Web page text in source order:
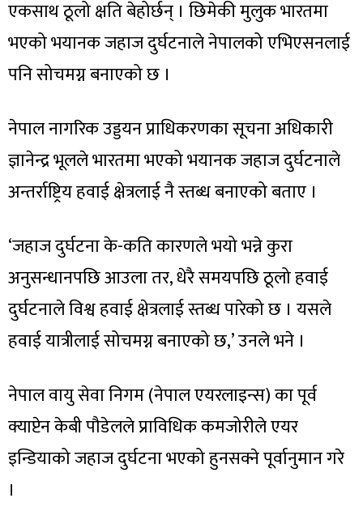
एकसाथ ठूलो क्षति बेहोर्छन् । छिमेकी मुलुक भारतमा
भएको भयानक जहाज दुर्घटनाले नेपालको एभिएसनलाई
पनि सोचमग्न बनाएको छ ।
नेपाल नागरिक उड्डयन प्राधिकरणका सूचना अधिकारी
ज्ञानेन्द्र भूलले भारतमा भएको भयानक जहाज दुर्घटनाले
अन्तर्राष्ट्रिय हवाई क्षेत्रलाई नै स्तब्ध बनाएको बताए ।
‘जहाज दुर्घटना के-कति कारणले भयो भन्ने कुरा
अनुसन्धानपछि आउला तर, धेरै समयपछि ठूलो हवाई
दुर्घटनाले विश्व हवाई क्षेत्रलाई स्तब्ध पारेको छ । यसले
हवाई यात्रीलाई सोचमग्न बनाएको छ,’ उनले भने ।
नेपाल वायु सेवा निगम (नेपाल एयरलाइन्स) का पूर्व
क्याप्टेन केबी पौडेलले प्राविधिक कमजोरीले एयर
इन्डियाको जहाज दुर्घटना भएको हुनसक्ने पूर्वानुमान गरे
।